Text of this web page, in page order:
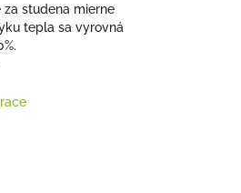
za studena mierne
tepla sa vyrovná